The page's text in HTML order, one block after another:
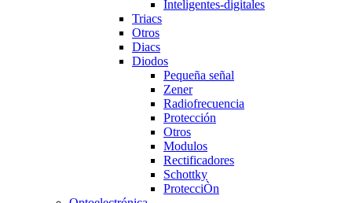
Inteligentes-digitales
Triacs
Otros
Diacs
Diodos
Pequeña señal
Zener
Radiofrecuencia
Protección
Otros
Modulos
Rectificadores
Schottky
ProtecciÒn